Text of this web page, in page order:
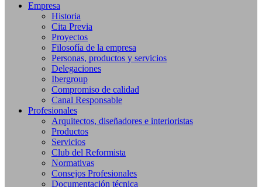
Empresa
Historia
Cita Previa
Proyectos
Filosofía de la empresa
Personas, productos y servicios
Delegaciones
Ibergroup
Compromiso de calidad
Canal Responsable
Profesionales
Arquitectos, diseñadores e interioristas
Productos
Servicios
Club del Reformista
Normativas
Consejos Profesionales
Documentación técnica